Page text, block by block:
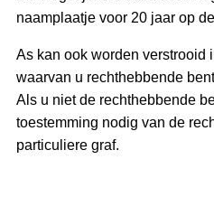
naamplaatje voor 20 jaar op
As kan ook worden verstrooid
waarvan u rechthebbende
Als u niet de rechthebbende
toestemming nodig van de
particuliere graf.